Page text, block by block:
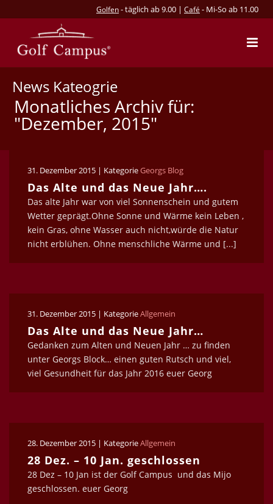
Golfen- täglich ab 9.00 | Café - Mi-So ab 11.00
News Kateogrie
Monatliches Archiv für:
"Dezember, 2015"
31. Dezember 2015 | KategorieGeorgs Blog
Das Alte und das Neue Jahr….
Das alte Jahr war von viel Sonnenschein und gutem
Wetter geprägt.Ohne Sonne und Wärme kein Leben ,
kein Gras, ohne Wasser auch nicht,würde die Natur
nicht erblühen. Ohne menschliche Wärme und [...]
31. Dezember 2015 | KategorieAllgemein
Das Alte und das Neue Jahr…
Gedanken zum Alten und Neuen Jahr … zu finden
unter Georgs Block… einen guten Rutsch und viel,
viel Gesundheit für das Jahr 2016 euer Georg
28. Dezember 2015 | KategorieAllgemein
28 Dez. – 10 Jan. geschlossen
28 Dez – 10 Jan ist der Golf Campus und das Mijo
geschlossen. euer Georg